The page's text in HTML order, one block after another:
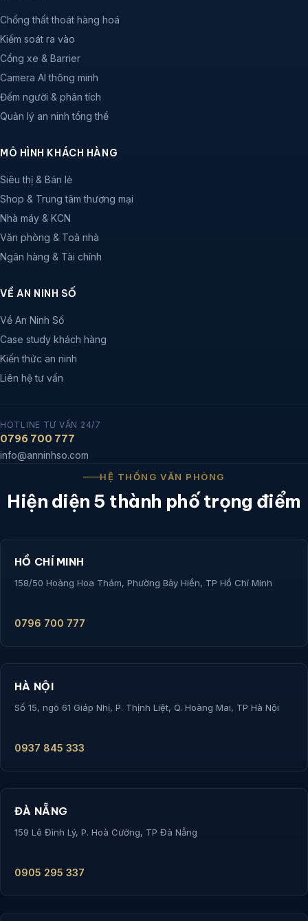
Chống thất thoát hàng hoá
Kiểm soát ra vào
Cổng xe & Barrier
Camera AI thông minh
Đếm người & phân tích
Quản lý an ninh tổng thể
MÔ HÌNH KHÁCH HÀNG
Siêu thị & Bán lẻ
Shop & Trung tâm thương mại
Nhà máy & KCN
Văn phòng & Toà nhà
Ngân hàng & Tài chính
VỀ AN NINH SỐ
Về An Ninh Số
Case study khách hàng
Kiến thức an ninh
Liên hệ tư vấn
HOTLINE TƯ VẤN 24/7
0796 700 777
info@anninhso.com
HỆ THỐNG VĂN PHÒNG
Hiện diện 5 thành phố trọng điểm
HỒ CHÍ MINH
158/50 Hoàng Hoa Thám, Phường Bảy Hiền, TP Hồ Chí Minh
0796 700 777
HÀ NỘI
Số 15, ngõ 61 Giáp Nhị, P. Thịnh Liệt, Q. Hoàng Mai, TP Hà Nội
0937 845 333
ĐÀ NẴNG
159 Lê Đình Lý, P. Hoà Cường, TP Đà Nẵng
0905 295 337